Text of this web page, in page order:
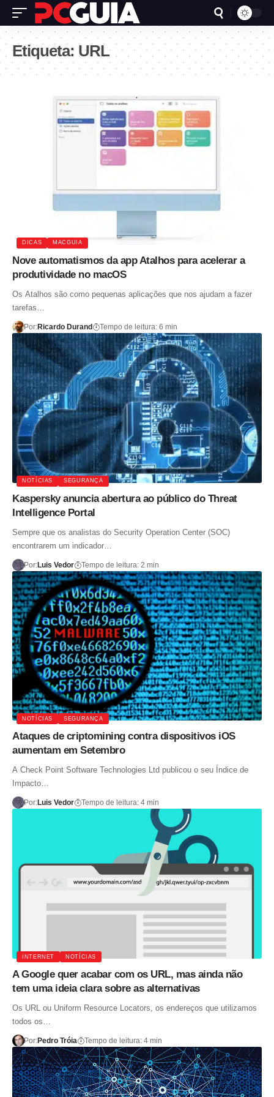
Etiqueta: URL
DICAS MACGUIA
Nove automatismos da app Atalhos para acelerar a
produtividade no macOS
Os Atalhos são como pequenas aplicações que nos ajudam a fazer
tarefas…
Por:Ricardo Durand Tempo de leitura: 6 min
NOTÍCIAS SEGURANÇA
Kaspersky anuncia abertura ao público do Threat
Intelligence Portal
Sempre que os analistas do Security Operation Center (SOC)
encontrarem um indicador…
Por:Luis Vedor Tempo de leitura: 2 min
NOTÍCIAS SEGURANÇA
Ataques de criptomining contra dispositivos iOS
aumentam em Setembro
A Check Point Software Technologies Ltd publicou o seu Índice de
Impacto…
Por:Luis Vedor Tempo de leitura: 4 min
INTERNET NOTÍCIAS
A Google quer acabar com os URL, mas ainda não
tem uma ideia clara sobre as alternativas
Os URL ou Uniform Resource Locators, os endereços que utilizamos
todos os…
Por:Pedro Tróia Tempo de leitura: 4 min